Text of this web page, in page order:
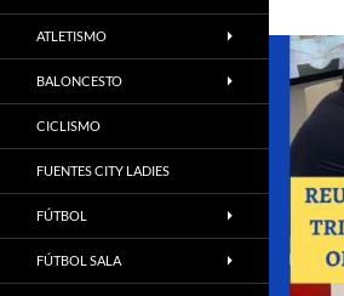
ATLETISMO
BALONCESTO
CICLISMO
FUENTES CITY LADIES
FÚTBOL
FÚTBOL SALA